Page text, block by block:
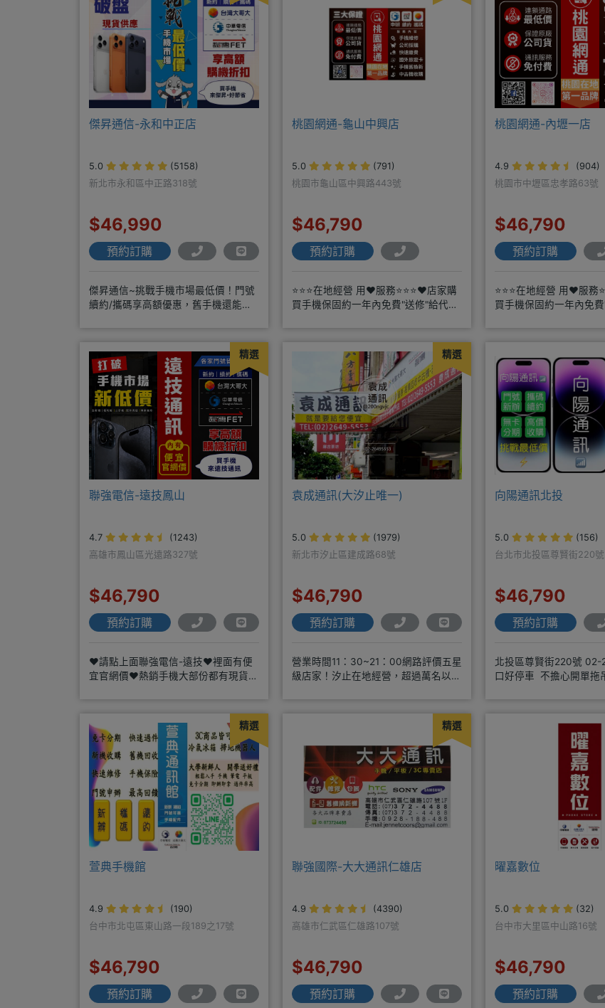
傑昇通信-永和中正店
5.0
(5158)
新北市永和區中正路318號
$46,990
預約訂購
傑昇通信~挑戰手機市場最低價！門號
續約/攜碼享高額優惠，舊手機還能高
桃園網通-龜山中興店
5.0
(791)
桃園市龜山區中興路443號
$46,790
預約訂購
⭐⭐⭐在地經營 用❤️服務⭐⭐⭐❤️店家購
買手機保固約一年內免費"送修"給代理
桃園網通-內壢一店
4.9
(904)
桃園市中壢區忠孝路63號
$46,790
預約訂購
⭐⭐⭐在地經營 用❤️服務
買手機保固約一年內免
精選
聯強電信-遠技鳳山
4.7
(1243)
高雄市鳳山區光遠路327號
$46,790
預約訂購
❤️請點上面聯強電信-遠技❤️裡面有便
宜官網價❤️熱銷手機大部份都有現貨
精選
袁成通訊(大汐止唯一)
5.0
(1979)
新北市汐止區建成路68號
$46,790
預約訂購
營業時間11：30~21：00網路評價五星
級店家！汐止在地經營，超過萬名以上
向陽通訊北投
5.0
(156)
台北市北投區尊賢街220號
$46,790
預約訂購
北投區尊賢街220號 02-
口好停車 不擔心開單拖
精選
萱典手機館
4.9
(190)
台中市北屯區東山路一段189之17號
$46,790
預約訂購
精選
聯強國際-大大通訊仁雄店
4.9
(4390)
高雄市仁武區仁雄路107號
$46,790
預約訂購
曜嘉數位
5.0
(32)
台中市大里區中山路16號
$46,790
預約訂購